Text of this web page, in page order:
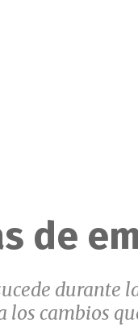
de
durante
los cambios